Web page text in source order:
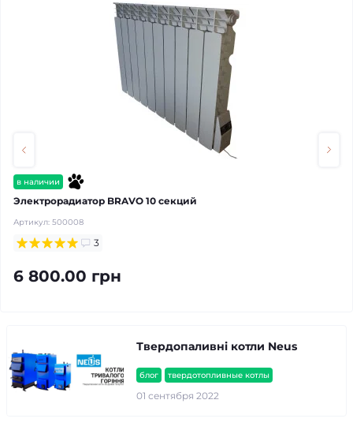
блог твердотопливные котлы
01 сентября 2022
Твердопаливні котли Neus
в наличии
Электрорадиатор BRAVO 10 секций
Артикул: 500008
3
6 800.00 грн